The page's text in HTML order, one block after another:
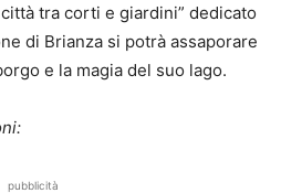
tra corti e giardini” dedicato
di Brianza si potrà assaporare
e la magia del suo lago.
pubblicità